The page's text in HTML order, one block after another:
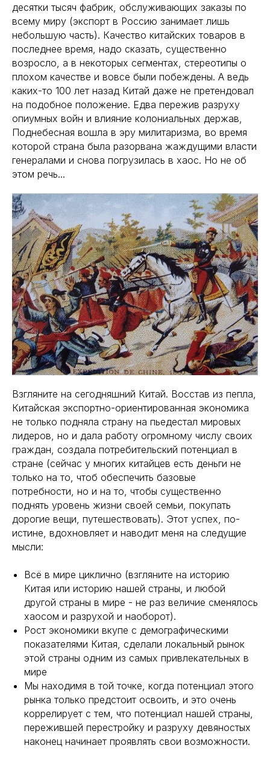
десятки тысяч фабрик, обслуживающих заказы по
всему миру (экспорт в Россию занимает лишь
небольшую часть). Качество китайских товаров в
последнее время, надо сказать, существенно
возросло, а в некоторых сегментах, стереотипы о
плохом качестве и вовсе были побеждены. А ведь
каких-то 100 лет назад Китай даже не претендовал
на подобное положение. Едва пережив разруху
опиумных войн и влияние колониальных держав,
Поднебесная вошла в эру милитаризма, во время
которой страна была разорвана жаждущими власти
генералами и снова погрузилась в хаос. Но не об
этом речь...
Взгляните на сегодняшний Китай. Восстав из пепла,
Китайская экспортно-ориентированная экономика
не только подняла страну на пьедестал мировых
лидеров, но и дала работу огромному числу своих
граждан, создала потребительский потенциал в
стране (сейчас у многих китайцев есть деньги не
только на то, чтоб обеспечить базовые
потребности, но и на то, чтобы существенно
поднять уровень жизни своей семьи, покупать
дорогие вещи, путешествовать). Этот успех, по-
истине, вдохновляет и наводит меня на следущие
мысли:
Всё в мире циклично (взгляните на историю
Китая или историю нашей страны, и любой
другой страны в мире - не раз величие сменялось
хаосом и разрухой и наоборот).
Рост экономики вкупе с демографическими
показателями Китая, сделали локальный рынок
этой страны одним из самых привлекательных в
мире
Мы находимя в той точке, когда потенциал этого
рынка только предстоит освоить, и это очень
коррелирует с тем, что потенциал нашей страны,
пережившей перестройку и разруху девяностых
наконец начинает проявлять свои возможности.